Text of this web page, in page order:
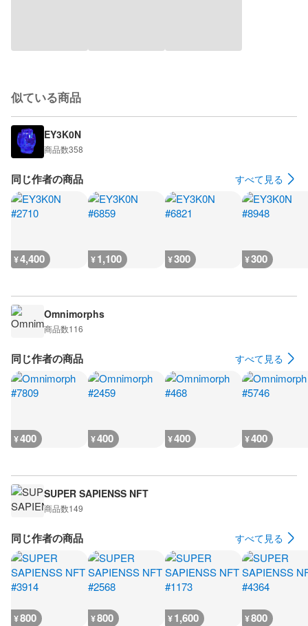
似ている商品
EY3K0N
商品数358
同じ作者の商品 すべて見る
¥4,400 ¥1,100 ¥300 ¥300
Omnimorphs
商品数116
同じ作者の商品 すべて見る
¥400 ¥400 ¥400 ¥400
SUPER SAPIENSS NFT
商品数149
同じ作者の商品 すべて見る
¥800 ¥800 ¥1,600 ¥800